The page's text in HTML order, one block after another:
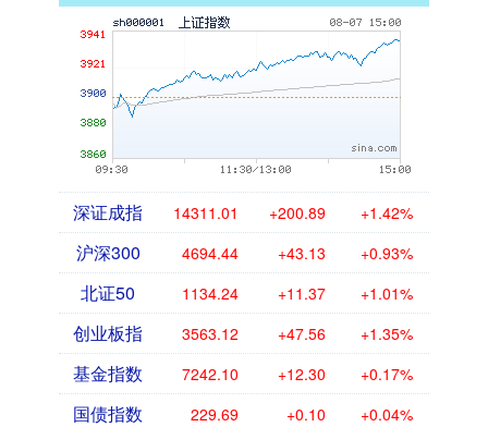
深证成指 14311.01 +200.89 +1.42%
沪深300 4694.44 +43.13 +0.93%
北证50 1134.24 +11.37 +1.01%
创业板指 3563.12 +47.56 +1.35%
基金指数 7242.10 +12.30 +0.17%
国债指数 229.69 +0.10 +0.04%